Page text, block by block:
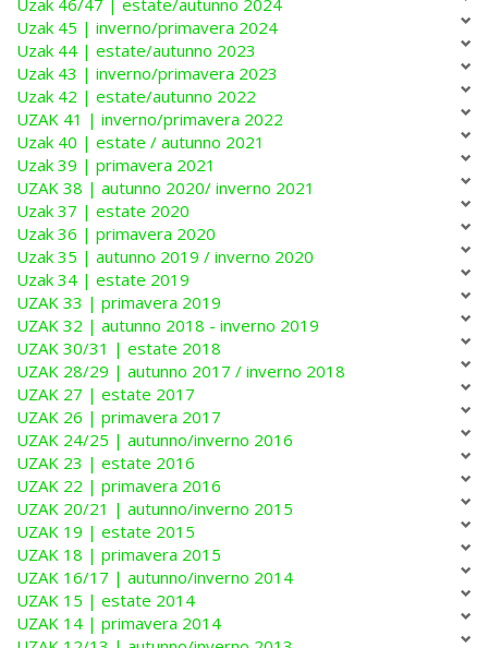
Uzak 45 | inverno/primavera 2024
Uzak 44 | estate/autunno 2023
Uzak 43 | inverno/primavera 2023
Uzak 42 | estate/autunno 2022
UZAK 41 | inverno/primavera 2022
Uzak 40 | estate / autunno 2021
Uzak 39 | primavera 2021
UZAK 38 | autunno 2020/ inverno 2021
Uzak 37 | estate 2020
Uzak 36 | primavera 2020
Uzak 35 | autunno 2019 / inverno 2020
Uzak 34 | estate 2019
UZAK 33 | primavera 2019
UZAK 32 | autunno 2018 - inverno 2019
UZAK 30/31 | estate 2018
UZAK 28/29 | autunno 2017 / inverno 2018
UZAK 27 | estate 2017
UZAK 26 | primavera 2017
UZAK 24/25 | autunno/inverno 2016
UZAK 23 | estate 2016
UZAK 22 | primavera 2016
UZAK 20/21 | autunno/inverno 2015
UZAK 19 | estate 2015
UZAK 18 | primavera 2015
UZAK 16/17 | autunno/inverno 2014
UZAK 15 | estate 2014
UZAK 14 | primavera 2014